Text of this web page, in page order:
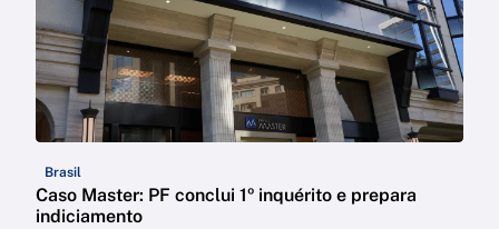
Brasil
Caso Master: PF conclui 1º inquérito e prepara
indiciamento